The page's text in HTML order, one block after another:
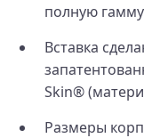
полную
Вставка
Skin®
Размеры